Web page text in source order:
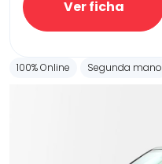
Ver ficha
100% Online Segunda mano